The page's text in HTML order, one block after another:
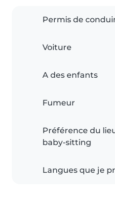
Permis de
Voiture
A des enfants
Fumeur
Préférence du
baby-sitting
Langues que je